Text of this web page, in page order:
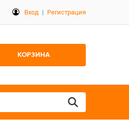
Вход | Регистрация
КОРЗИНА